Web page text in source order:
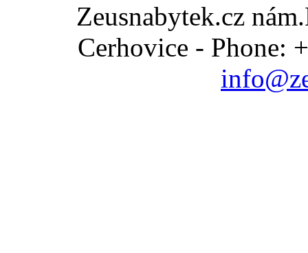
Zeusnabytek.cz
Cerhovice - Phone: